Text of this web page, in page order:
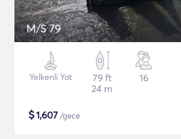
M/S 79
Yelkenli Yat
79 ft
24 m
16
$1,607 /gece